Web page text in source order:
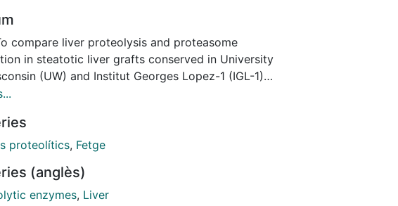
compare liver proteolysis and proteasome
in steatotic liver grafts conserved in University
(UW) and Institut Georges Lopez-1 (IGL-1)
METHODS: Fatty liver grafts from male obese
4 °Cand subjected to "ex vivo" normo-thermic
(2 h; 37 °C). Liver proteolysis in tissue
liquid chromatography. Total free amino
was correlated with the activation of the
proteolítics, Fetge
(anglès)
enzymes, Liver